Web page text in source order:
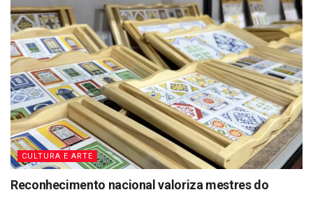
CULTURA E ARTE
Reconhecimento nacional valoriza mestres do